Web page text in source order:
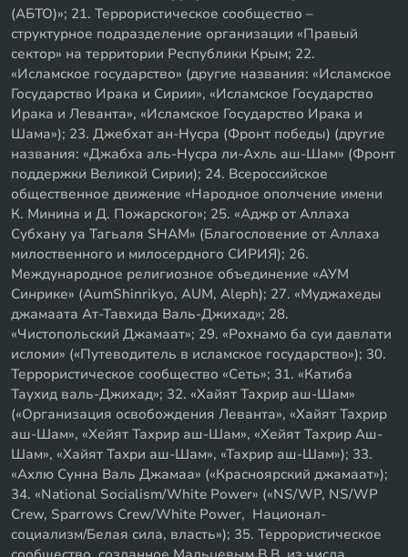
(АБТО)»; 21. Террористическое сообщество –
структурное подразделение организации «Правый
сектор» на территории Республики Крым; 22.
«Исламское государство» (другие названия: «Исламское
Государство Ирака и Сирии», «Исламское Государство
Ирака и Леванта», «Исламское Государство Ирака и
Шама»); 23. Джебхат ан-Нусра (Фронт победы) (другие
названия: «Джабха аль-Нусра ли-Ахль аш-Шам» (Фронт
поддержки Великой Сирии); 24. Всероссийское
общественное движение «Народное ополчение имени
К. Минина и Д. Пожарского»; 25. «Аджр от Аллаха
Субхану уа Тагьаля SHAM» (Благословение от Аллаха
милоственного и милосердного СИРИЯ); 26.
Международное религиозное объединение «АУМ
Синрике» (AumShinrikyo, AUM, Aleph); 27. «Муджахеды
джамаата Ат-Тавхида Валь-Джихад»; 28.
«Чистопольский Джамаат»; 29. «Рохнамо ба суи давлати
исломи» («Путеводитель в исламское государство»); 30.
Террористическое сообщество «Сеть»; 31. «Катиба
Таухид валь-Джихад»; 32. «Хайят Тахрир аш-Шам»
(«Организация освобождения Леванта», «Хайят Тахрир
аш-Шам», «Хейят Тахрир аш-Шам», «Хейят Тахрир Аш-
Шам», «Хайят Тахри аш-Шам», «Тахрир аш-Шам»); 33.
«Ахлю Сунна Валь Джамаа» («Красноярский джамаат»);
34. «National Socialism/White Power» («NS/WP, NS/WP
Crew, Sparrows Crew/White Power, Национал-
социализм/Белая сила, власть»); 35. Террористическое